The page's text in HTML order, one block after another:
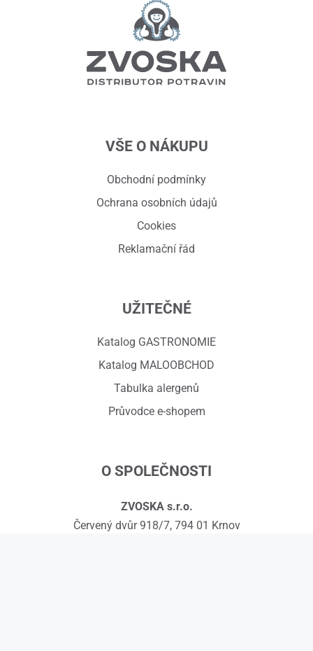
VŠE O NÁKUPU
Obchodní podmínky
Ochrana osobních údajů
Cookies
Reklamační řád
UŽITEČNÉ
Katalog GASTRONOMIE
Katalog MALOOBCHOD
Tabulka alergenů
Průvodce e-shopem
O SPOLEČNOSTI
ZVOSKA s.r.o.
Červený dvůr 918/7, 794 01 Krnov